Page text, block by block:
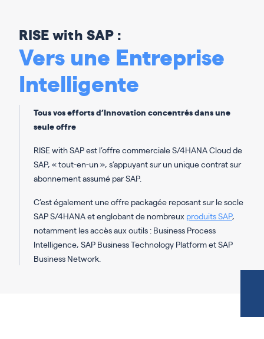
RISE with SAP :
Vers une Entreprise
Intelligente
Tous vos efforts d’Innovation concentrés dans une
seule offre
RISE with SAP est l’offre commerciale S/4HANA Cloud de
SAP, « tout-en-un », s’appuyant sur un unique contrat sur
abonnement assumé par SAP.
C’est également une offre packagée reposant sur le socle
SAP S/4HANA et englobant de nombreux produits SAP,
notamment les accès aux outils : Business Process
Intelligence, SAP Business Technology Platform et SAP
Business Network.